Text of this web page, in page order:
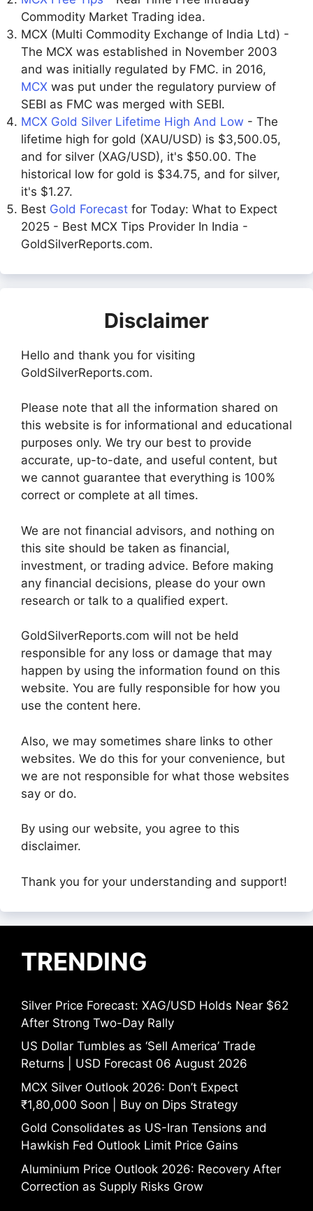
Commodity Market Trading idea.
MCX (Multi Commodity Exchange of India Ltd) -
The MCX was established in November 2003
and was initially regulated by FMC. in 2016,
MCX was put under the regulatory purview of
SEBI as FMC was merged with SEBI.
MCX Gold Silver Lifetime High And Low - The
lifetime high for gold (XAU/USD) is $3,500.05,
and for silver (XAG/USD), it's $50.00. The
historical low for gold is $34.75, and for silver,
it's $1.27.
Best Gold Forecast for Today: What to Expect
2025 - Best MCX Tips Provider In India -
GoldSilverReports.com.
Disclaimer
Hello and thank you for visiting
GoldSilverReports.com.
Please note that all the information shared on
this website is for informational and educational
purposes only. We try our best to provide
accurate, up-to-date, and useful content, but
we cannot guarantee that everything is 100%
correct or complete at all times.
We are not financial advisors, and nothing on
this site should be taken as financial,
investment, or trading advice. Before making
any financial decisions, please do your own
research or talk to a qualified expert.
GoldSilverReports.com will not be held
responsible for any loss or damage that may
happen by using the information found on this
website. You are fully responsible for how you
use the content here.
Also, we may sometimes share links to other
websites. We do this for your convenience, but
we are not responsible for what those websites
say or do.
By using our website, you agree to this
disclaimer.
Thank you for your understanding and support!
TRENDING
Silver Price Forecast: XAG/USD Holds Near $62
After Strong Two-Day Rally
US Dollar Tumbles as ‘Sell America’ Trade
Returns | USD Forecast 06 August 2026
MCX Silver Outlook 2026: Don’t Expect
₹1,80,000 Soon | Buy on Dips Strategy
Gold Consolidates as US-Iran Tensions and
Hawkish Fed Outlook Limit Price Gains
Aluminium Price Outlook 2026: Recovery After
Correction as Supply Risks Grow